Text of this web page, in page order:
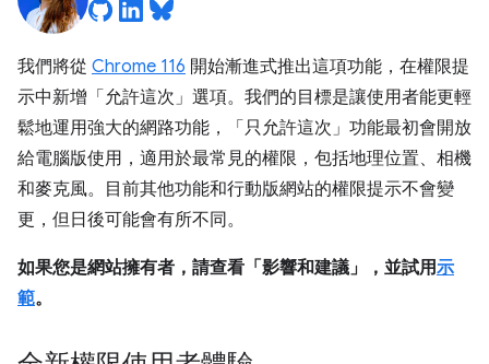
我們將從 Chrome 116 開始漸進式推出這項功能，在權限提
示中新增「允許這次」 選項。我們的目標是讓使用者能更輕
鬆地運用強大的網路功能，「只允許這次」 功能最初會開放
給電腦版使用，適用於最常見的權限，包括地理位置、相機
和麥克風。目前其他功能和行動版網站的權限提示不會變
更，但日後可能會有所不同。
如果您是網站擁有者，請查看「影響和建議」 ，並試用示
範。